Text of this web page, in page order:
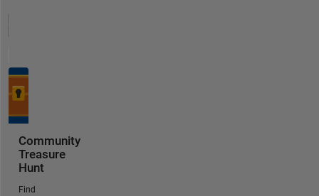
Community
Treasure
Hunt
Find